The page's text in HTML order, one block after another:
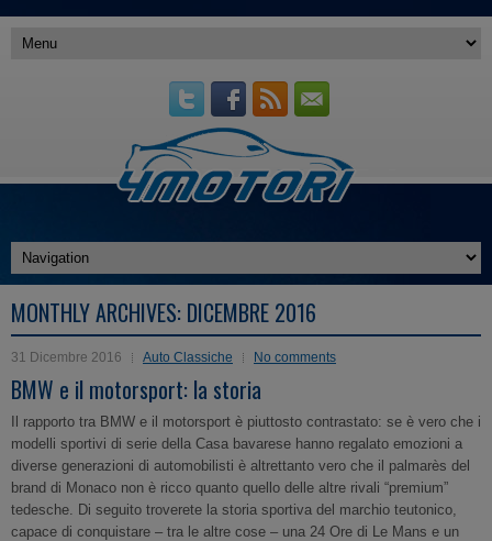
MONTHLY ARCHIVES: DICEMBRE 2016
31 Dicembre 2016 Auto Classiche No comments
BMW e il motorsport: la storia
Il rapporto tra BMW e il motorsport è piuttosto contrastato: se è vero che i
modelli sportivi di serie della Casa bavarese hanno regalato emozioni a
diverse generazioni di automobilisti è altrettanto vero che il palmarès del
brand di Monaco non è ricco quanto quello delle altre rivali “premium”
tedesche. Di seguito troverete la storia sportiva del marchio teutonico,
capace di conquistare – tra le altre cose – una 24 Ore di Le Mans e un